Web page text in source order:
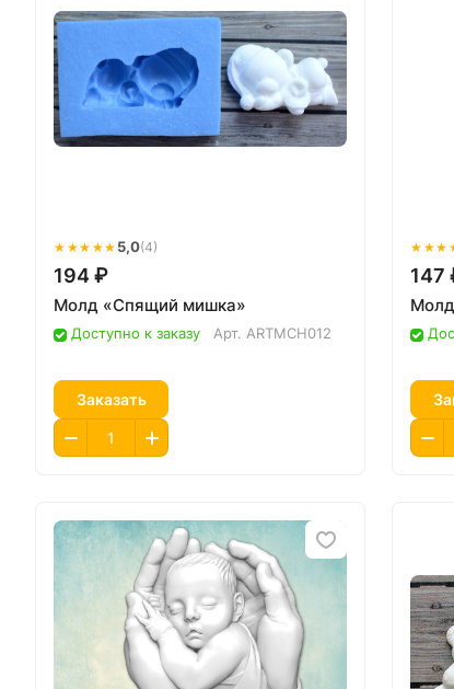
★★★★★ 5,0(4)
194 ₽
Молд «Спящий мишка»
Доступно к заказу Арт. ARTMCH012
Заказать
147